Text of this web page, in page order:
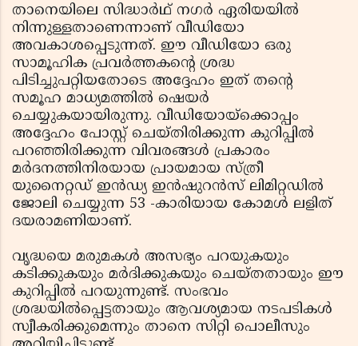
താനെയിലെ സിദ്ധാര്‍ഥ് നഗര്‍ ഏരിയയില്‍
നിന്നുള്ളതാണെന്നാണ് വീഡിയോ
അവകാശപ്പെടുന്നത്. ഈ വീഡിയോ ഒരു
സാമൂഹിക പ്രവര്‍ത്തകന്റെ ശ്രദ്ധ
പിടിച്ചുപറ്റിയതോടെ അദ്ദേഹം ഇത് തന്റെ
സമൂഹ മാധ്യമത്തില്‍ ഷെയര്‍
ചെയ്യുകയായിരുന്നു. വീഡിയോയ്‌ക്കൊപ്പം
അദ്ദേഹം പോസ്റ്റ് ചെയ്തിരിക്കുന്ന കുറിപ്പില്‍
പറഞ്ഞിരിക്കുന്ന വിവരങ്ങള്‍ പ്രകാരം
മര്‍ദനത്തിനിരയായ പ്രായമായ സ്ത്രീ
യുനൈറ്റഡ് ഇന്‍ഡ്യ ഇന്‍ഷുറന്‍സ് ലിമിറ്റഡില്‍
ജോലി ചെയ്യുന്ന 53 -കാരിയായ കോമള്‍ ലളിത്
ദയരാമണിയാണ്.
വൃദ്ധയെ മരുമകള്‍ അസഭ്യം പറയുകയും
കടിക്കുകയും മര്‍ദിക്കുകയും ചെയ്തതായും ഈ
കുറിപ്പില്‍ പറയുന്നുണ്ട്. സംഭവം
ശ്രദ്ധയില്‍പ്പെട്ടതായും ആവശ്യമായ നടപടികള്‍
സ്വീകരിക്കുമെന്നും താനെ സിറ്റി പൊലീസും